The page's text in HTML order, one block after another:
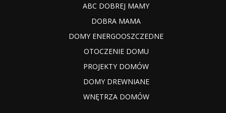
ABC DOBREJ MAMY
DOBRA MAMA
DOMY ENERGOOSZCZEDNE
OTOCZENIE DOMU
PROJEKTY DOMÓW
DOMY DREWNIANE
WNĘTRZA DOMÓW